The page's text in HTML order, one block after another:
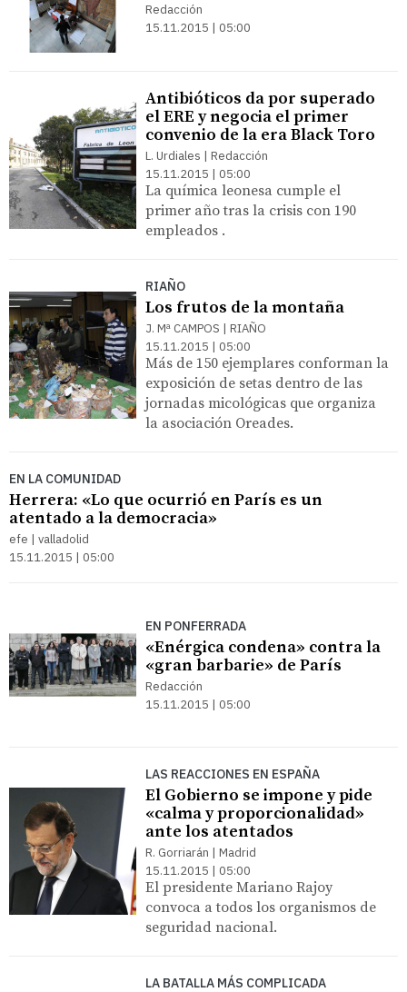
Redacción
15.11.2015 | 05:00
Antibióticos da por superado
el ERE y negocia el primer
convenio de la era Black Toro
L. Urdiales | Redacción
15.11.2015 | 05:00
La química leonesa cumple el
primer año tras la crisis con 190
empleados .
RIAÑO
Los frutos de la montaña
J. Mª CAMPOS | RIAÑO
15.11.2015 | 05:00
Más de 150 ejemplares conforman la
exposición de setas dentro de las
jornadas micológicas que organiza
la asociación Oreades.
EN LA COMUNIDAD
Herrera: «Lo que ocurrió en París es un
atentado a la democracia»
efe | valladolid
15.11.2015 | 05:00
EN PONFERRADA
«Enérgica condena» contra la
«gran barbarie» de París
Redacción
15.11.2015 | 05:00
LAS REACCIONES EN ESPAÑA
El Gobierno se impone y pide
«calma y proporcionalidad»
ante los atentados
R. Gorriarán | Madrid
15.11.2015 | 05:00
El presidente Mariano Rajoy
convoca a todos los organismos de
seguridad nacional.
LA BATALLA MÁS COMPLICADA